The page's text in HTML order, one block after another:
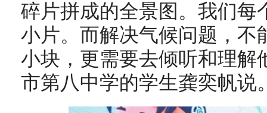
碎片拼成的全景图。我们每
小片。而解决气候问题，不
小块，更需要去倾听和理解
市第八中学的学生龚奕帆说